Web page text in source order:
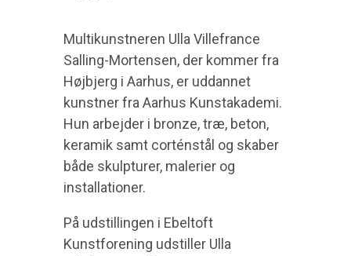
Multikunstneren Ulla Villefrance
Salling-Mortensen, der kommer fra
Højbjerg i Aarhus, er uddannet
kunstner fra Aarhus Kunstakademi.
Hun arbejder i bronze, træ, beton,
keramik samt corténstål og skaber
både skulpturer, malerier og
installationer.
På udstillingen i Ebeltoft
Kunstforening udstiller Ulla